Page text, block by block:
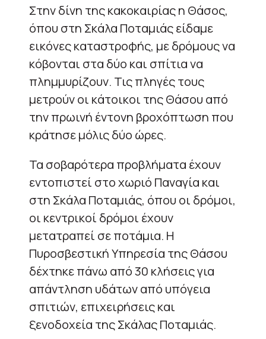
Στην δίνη της κακοκαιρίας η Θάσος,
όπου στη Σκάλα Ποταμιάς είδαμε
εικόνες καταστροφής, με δρόμους να
κόβονται στα δύο και σπίτια να
πλημμυρίζουν. Τις πληγές τους
μετρούν οι κάτοικοι της Θάσου από
την πρωινή έντονη βροχόπτωση που
κράτησε μόλις δύο ώρες.
Τα σοβαρότερα προβλήματα έχουν
εντοπιστεί στο χωριό Παναγία και
στη Σκάλα Ποταμιάς, όπου οι δρόμοι,
οι κεντρικοί δρόμοι έχουν
μετατραπεί σε ποτάμια. Η
Πυροσβεστική Υπηρεσία της Θάσου
δέχτηκε πάνω από 30 κλήσεις για
απάντληση υδάτων από υπόγεια
σπιτιών, επιχειρήσεις και
ξενοδοχεία της Σκάλας Ποταμιάς.